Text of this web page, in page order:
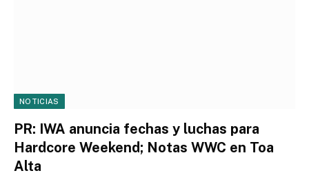
NOTICIAS
PR: IWA anuncia fechas y luchas para
Hardcore Weekend; Notas WWC en Toa
Alta